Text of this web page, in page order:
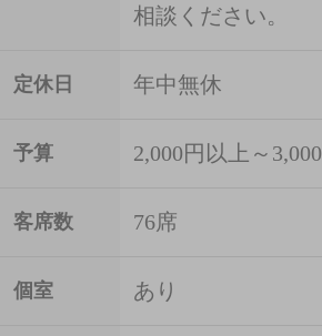
相談ください。
定休日 年中無休
予算 2,000円以上～
客席数 76席
個室 あり